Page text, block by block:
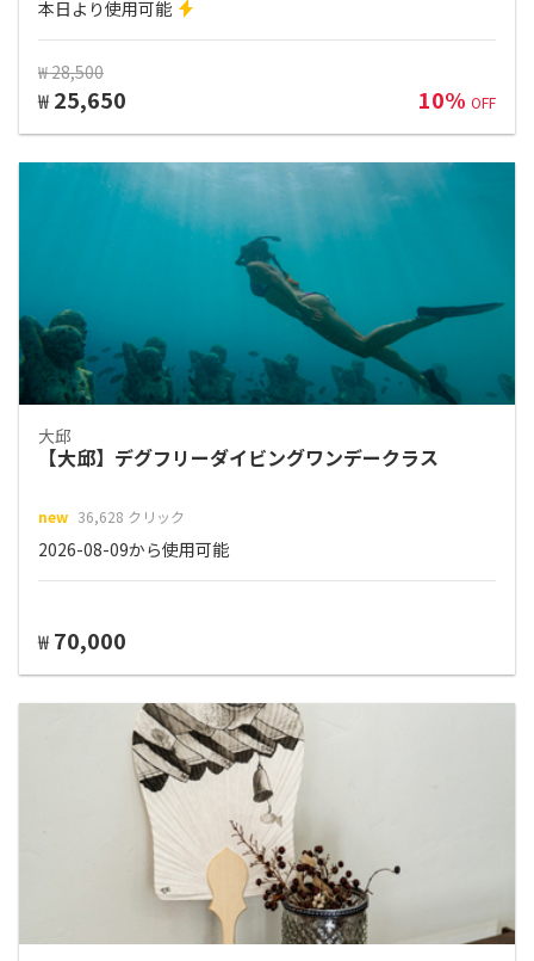
本日より使用可能
₩ 28,500
₩ 25,650 10% OFF
大邱
【大邱】デグフリーダイビングワンデークラス
new 36,628 クリック
2026-08-09から使用可能
₩ 70,000